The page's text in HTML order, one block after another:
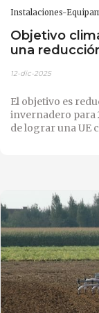
Instalaciones-
Objetivo
una
12-dic-2025
El objetivo es
invernadero para
de lograr una UE